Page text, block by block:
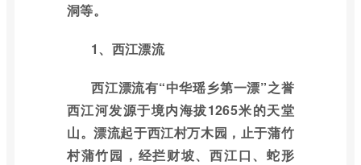
洞等。
1、西江漂流
西江漂流有“中华瑶乡第一漂”之誉
西江河发源于境内海拔1265米的天堂
山。漂流起于西江村万木园，止于蒲竹
村蒲竹园，经拦财坡、西江口、蛇形